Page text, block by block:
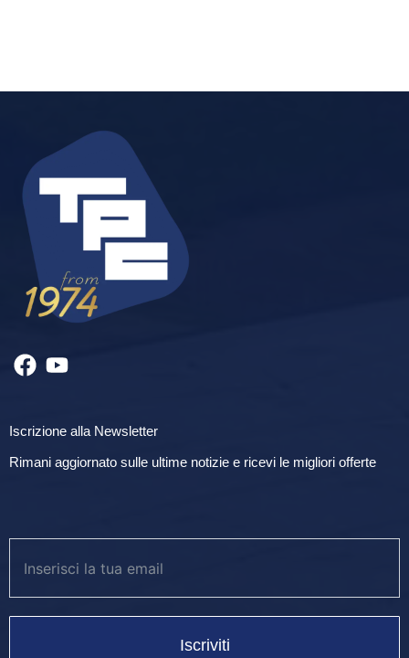
Iscrizione alla Newsletter
Rimani aggiornato sulle ultime notizie e ricevi le migliori offerte
Iscriviti